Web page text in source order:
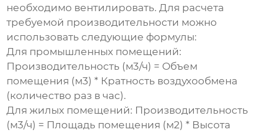
необходимо вентилировать. Для расчета
требуемой производительности можно
использовать следующие формулы:
Для промышленных помещений:
Производительность (м3/ч) = Объем
помещения (м3) * Кратность воздухообмена
(количество раз в час).
Для жилых помещений: Производительность
(м3/ч) = Площадь помещения (м2) * Высота